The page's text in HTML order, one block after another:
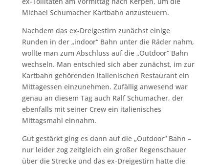
Michael Schumacher Kartbahn anzusteuern.
Nachdem das ex-Dreigestirn zunächst einige
Runden in der „indoor“ Bahn unter die Räder nahm,
wollte man zum Abschluss auf die „Outdoor“ Bahn
wechseln. Man entschied sich aber zunächst, im zur
Kartbahn gehörenden italienischen Restaurant ein
Mittagessen einzunehmen. Zufällig anwesend war
genau an diesem Tag auch Ralf Schumacher, der
ebenfalls mit seiner Crew ein italienisches
Mittagsmahl einnahm.
Gut gestärkt ging es dann auf die „Outdoor“ Bahn –
nur leider zog zeitgleich ein großer Regenschauer
über die Strecke und das ex-Dreigestirn hatte die